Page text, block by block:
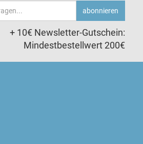
abonnieren
+ 10€ Newsletter-Gutschein:
Mindestbestellwert 200€